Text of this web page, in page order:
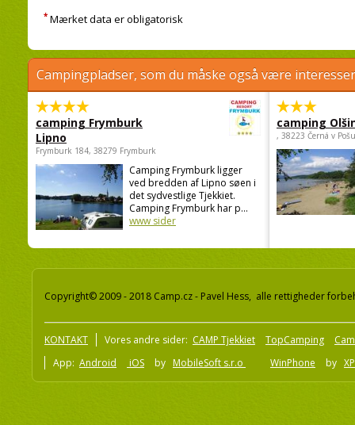
* Mærket data er obligatorisk
Campingpladser, som du måske også være
camping Frymburk
Lipno
Frymburk 184, 38279 Frymburk
Camping Frymburk ligger
ved bredden af Lipno søen i
det sydvestlige Tjekkiet.
Camping Frymburk har p...
www sider
camping
, 38223 Černá v
Copyright© 2009 - 2018 Camp.cz - Pavel Hess, alle rettigheder
KONTAKT Vores andre sider: CAMP Tjekkiet TopCamping
App: Android iOS by MobileSoft s.r.o WinPhone by